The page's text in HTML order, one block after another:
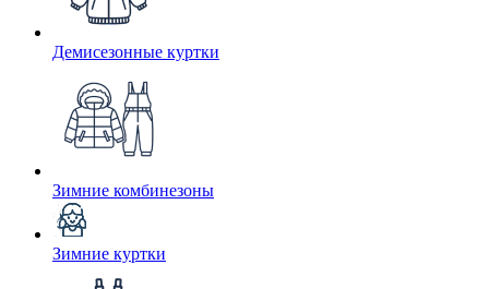
Демисезонные куртки
Зимние комбинезоны
Зимние куртки